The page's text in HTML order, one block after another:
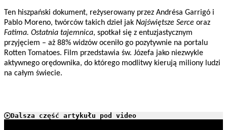
Ten hiszpański dokument, reżyserowany przez Andrésa Garrigó i
Pablo Moreno, twórców takich dzieł jak Najświętsze Serce oraz
Fatima. Ostatnia tajemnica, spotkał się z entuzjastycznym
przyjęciem – aż 88% widzów oceniło go pozytywnie na portalu
Rotten Tomatoes. Film przedstawia św. Józefa jako niezwykle
aktywnego orędownika, do którego modlitwy kierują miliony ludzi
na całym świecie.
Dalsza część artykułu pod video